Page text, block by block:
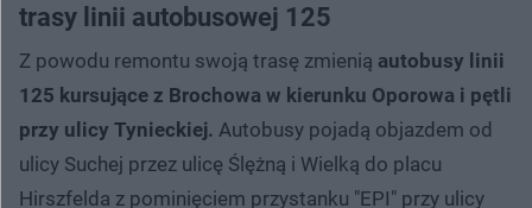
trasy linii autobusowej 125
Z powodu remontu swoją trasę zmienią autobusy linii
125 kursujące z Brochowa w kierunku Oporowa i pętli
przy ulicy Tynieckiej. Autobusy pojadą objazdem od
ulicy Suchej przez ulicę Ślężną i Wielką do placu
Hirszfelda z pominięciem przystanku "EPI" przy ulicy